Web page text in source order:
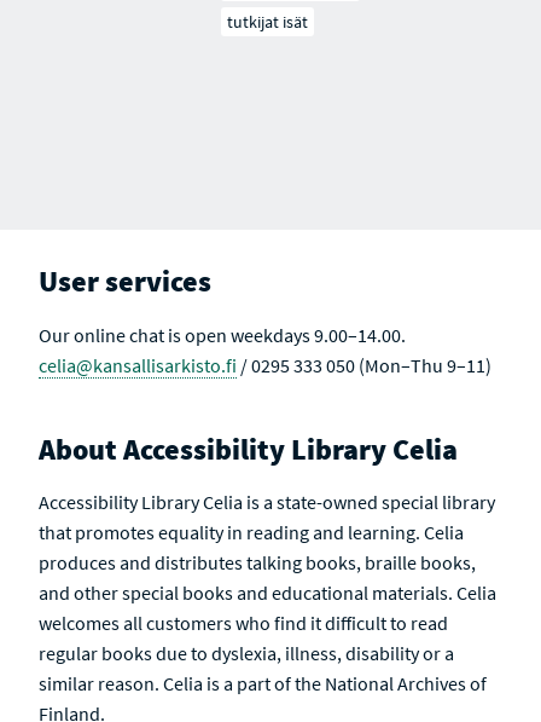
tutkijat isät
User services
Our online chat is open weekdays 9.00–14.00.
celia@kansallisarkisto.fi / 0295 333 050 (Mon–Thu 9–11)
About Accessibility Library Celia
Accessibility Library Celia is a state-owned special library
that promotes equality in reading and learning. Celia
produces and distributes talking books, braille books,
and other special books and educational materials. Celia
welcomes all customers who find it difficult to read
regular books due to dyslexia, illness, disability or a
similar reason. Celia is a part of the National Archives of
Finland.